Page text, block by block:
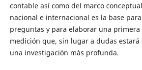
contable así como del marco
nacional e internacional es la base
preguntas y para elaborar una
medición que, sin lugar a dudas estará
una investigación más profunda.